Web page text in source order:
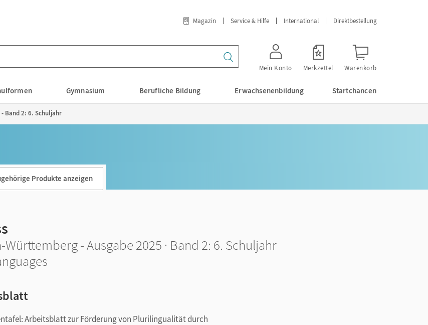
Magazin Service & Hilfe International Direktbestellung
Mein Konto Merkzettel Warenkorb
Gymnasium Berufliche Bildung Erwachsenenbildung Startchancen
Band 2: 6. Schuljahr
Produkte anzeigen
Württemberg - Ausgabe 2025 · Band 2: 6. Schuljahr
Arbeitsblatt zur Förderung von Plurilingualität durch